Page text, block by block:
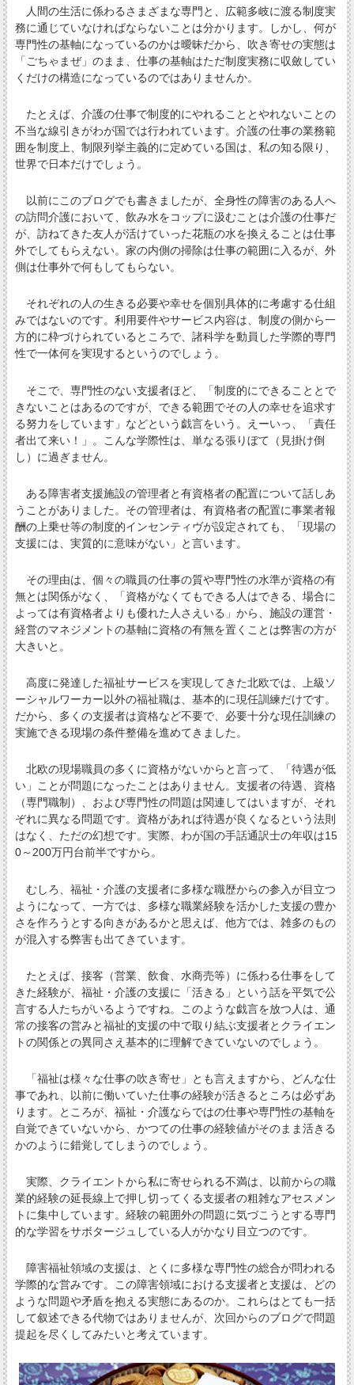
人間の生活に係わるさまざまな専門と、広範多岐に渡る制度実
務に通じていなければならないことは分かります。しかし、何が
専門性の基軸になっているのかは曖昧だから、吹き寄せの実態は
「ごちゃまぜ」のまま、仕事の基軸はただ制度実務に収斂してい
くだけの構造になっているのではありませんか。
たとえば、介護の仕事で制度的にやれることとやれないことの
不当な線引きがわが国では行われています。介護の仕事の業務範
囲を制度上、制限列挙主義的に定めている国は、私の知る限り、
世界で日本だけでしょう。
以前にこのブログでも書きましたが、全身性の障害のある人へ
の訪問介護において、飲み水をコップに汲むことは介護の仕事だ
が、訪ねてきた友人が活けていった花瓶の水を換えることは仕事
外でしてもらえない。家の内側の掃除は仕事の範囲に入るが、外
側は仕事外で何もしてもらない。
それぞれの人の生きる必要や幸せを個別具体的に考慮する仕組
みではないのです。利用要件やサービス内容は、制度の側から一
方的に枠づけられているところで、諸科学を動員した学際的専門
性で一体何を実現するというのでしょう。
そこで、専門性のない支援者ほど、「制度的にできることとで
きないことはあるのですが、できる範囲でその人の幸せを追求す
る努力をしています」などという戯言をいう。えーいっ、「責任
者出て来い！」。こんな学際性は、単なる張りぼて（見掛け倒
し）に過ぎません。
ある障害者支援施設の管理者と有資格者の配置について話しあ
うことがありました。その管理者は、有資格者の配置に事業者報
酬の上乗せ等の制度的インセンティヴが設定されても、「現場の
支援には、実質的に意味がない」と言います。
その理由は、個々の職員の仕事の質や専門性の水準が資格の有
無とは関係がなく、「資格がなくてもできる人はできる、場合に
よっては有資格者よりも優れた人さえいる」から、施設の運営・
経営のマネジメントの基軸に資格の有無を置くことは弊害の方が
大きいと。
高度に発達した福祉サービスを実現してきた北欧では、上級ソ
ーシャルワーカー以外の福祉職は、基本的に現任訓練だけです。
だから、多くの支援者は資格など不要で、必要十分な現任訓練の
実施できる現場の条件整備を進めてきました。
北欧の現場職員の多くに資格がないからと言って、「待遇が低
い」ことが問題になったことはありません。支援者の待遇、資格
（専門職制）、および専門性の問題は関連してはいますが、それ
ぞれに異なる問題です。資格があれば待遇が良くなるという法則
はなく、ただの幻想です。実際、わが国の手話通訳士の年収は15
0～200万円台前半ですから。
むしろ、福祉・介護の支援者に多様な職歴からの参入が目立つ
ようになって、一方では、多様な職業経験を活かした支援の豊か
さを作ろうとする向きがあるかと思えば、他方では、雑多のもの
が混入する弊害も出てきています。
たとえば、接客（営業、飲食、水商売等）に係わる仕事をして
きた経験が、福祉・介護の支援に「活きる」という話を平気で公
言する人たちがいるようですね。このような戯言を放つ人は、通
常の接客の営みと福祉的支援の中で取り結ぶ支援者とクライエン
トの関係との異同さえ基本的に理解できていないのでしょう。
「福祉は様々な仕事の吹き寄せ」とも言えますから、どんな仕
事であれ、以前に働いていた仕事の経験が活きるところは必ずあ
ります。ところが、福祉・介護ならではの仕事や専門性の基軸を
自覚できていないから、かつての仕事の経験値がそのまま活きる
かのように錯覚してしまうのでしょう。
実際、クライエントから私に寄せられる不満は、以前からの職
業的経験の延長線上で押し切ってくる支援者の粗雑なアセスメン
トに集中しています。経験の範囲外の問題に気づこうとする専門
的な学習をサボタージュしている人がかなり目立つのです。
障害福祉領域の支援は、とくに多様な専門性の総合が問われる
学際的な営みです。この障害領域における支援者と支援は、どの
ような問題や矛盾を抱える実態にあるのか。これらはとても一括
して叙述できる代物ではありませんが、次回からのブログで問題
提起を尽くしてみたいと考えています。